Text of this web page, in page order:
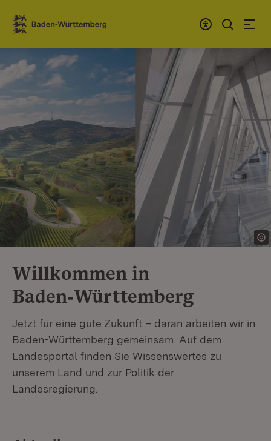
Zum Inhalt springen
Link zur Startseite
Willkommen in
Baden‑Württemberg
Jetzt für eine gute Zukunft – daran arbeiten wir in
Baden-Württemberg gemeinsam. Auf dem
Landesportal finden Sie Wissenswertes zu
unserem Land und zur Politik der
Landesregierung.